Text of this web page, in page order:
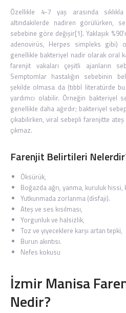
Özellikle 4-7 yaş arasında
altındakilerde nadiren görülürken,
sebebine göre değişir[1]. Yaklaşık
adenovirüs, Herpes simpleks gibi)
genellikle bakteriyel nadir olarak oral
farenjit vakaları çeşitli ajanların
Semptomlar hastalığın sebebinin
şekilde olmasa da (tıbbî literatürde
yardımcı olabilir. Örneğin bakteriyel
genellikle daha ağırdır; bakteriyel
çıkabilirken, viral sebepli farenjitte
çıkmaz.
Farenjit Belirtileri
Öksürük,
Boğazda ağrı, yanma, kuruluk hissi,
Yutkunmada zorlanma (disfaji).
Ateşve ses kısılması,
Yorgunluk ve halsizlik,
Toz ve yiyeceklere karşı artan tepki,
Burun akıntısı.
Nefes kokusu
İzmir Manisa
Nedir?